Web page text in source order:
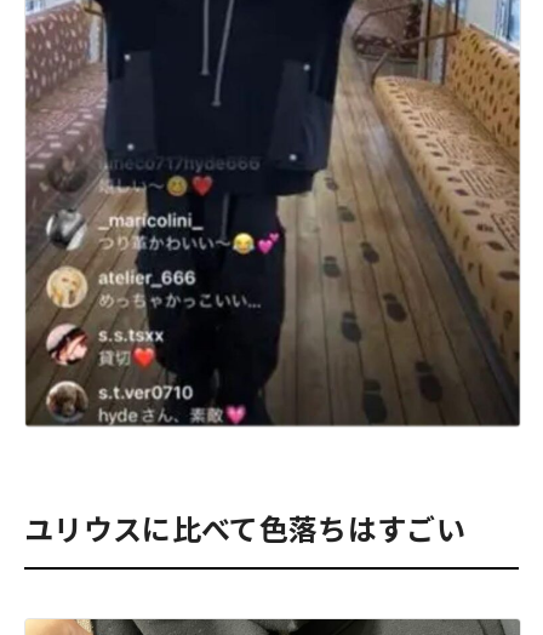
ユリウスに比べて色落ちはすごい